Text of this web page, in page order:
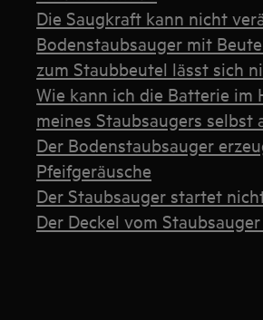
Die Saugkraft kann nicht
Bodenstaubsauger mit
zum Staubbeutel lässt sich
Wie kann ich die Batterie im
meines Staubsaugers selbst
Der Bodenstaubsauger
Pfeifgeräusche
Der Staubsauger startet
Der Deckel vom